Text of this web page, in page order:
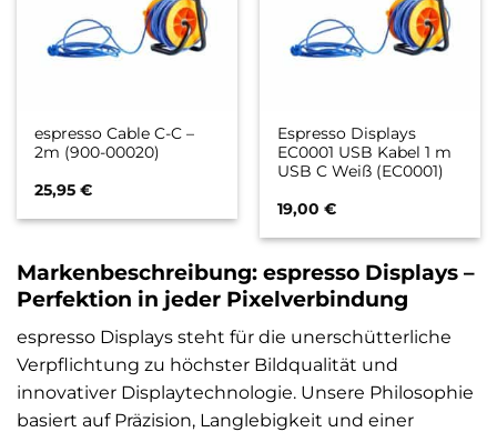
espresso Cable C-C –
2m (900-00020)
25,95€
Espresso Displays
EC0001 USB Kabel 1 m
USB C Weiß (EC0001)
19,00€
Markenbeschreibung: espresso Displays –
Perfektion in jeder Pixelverbindung
espresso Displays steht für die unerschütterliche
Verpflichtung zu höchster Bildqualität und
innovativer Displaytechnologie. Unsere Philosophie
basiert auf Präzision, Langlebigkeit und einer